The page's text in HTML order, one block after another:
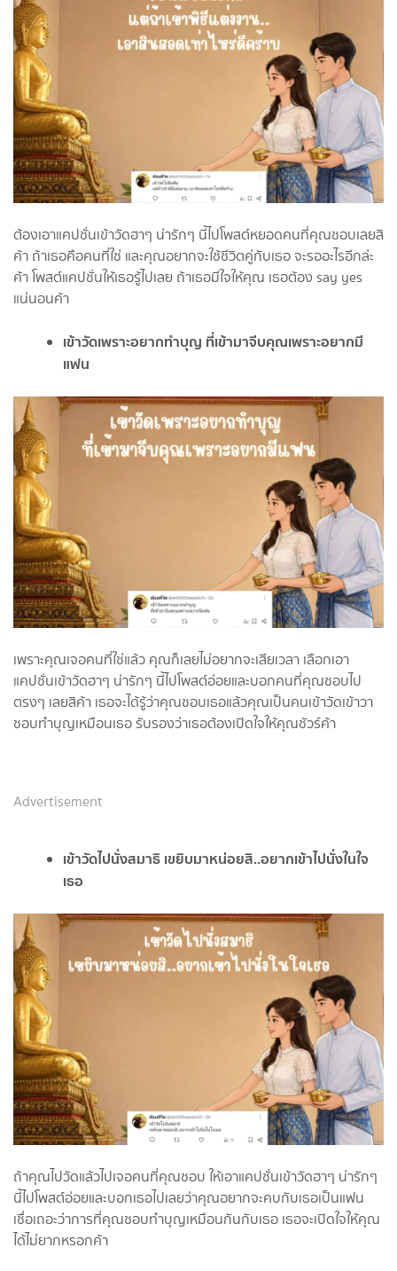
ต้องเอาแคปชั่นเข้าวัดฮาๆ น่ารักๆ นี้ไปโพสต์หยอดคนที่คุณชอบเลยสิ
ค้า ถ้าเธอคือคนที่ใช่ และคุณอยากจะใช้ชีวิตคู่กับเธอ จะรออะไรอีกล่ะ
ค้า โพสต์แคปชั่นให้เธอรู้ไปเลย ถ้าเธอมีใจให้คุณ เธอต้อง say yes
แน่นอนค้า
เข้าวัดเพราะอยากทำบุญ ที่เข้ามาจีบคุณเพราะอยากมี
แฟน
เพราะคุณเจอคนที่ใช่แล้ว คุณก็เลยไม่อยากจะเสียเวลา เลือกเอา
แคปชั่นเข้าวัดฮาๆ น่ารักๆ นี้ไปโพสต์อ่อยและบอกคนที่คุณชอบไป
ตรงๆ เลยสิค้า เธอจะได้รู้ว่าคุณชอบเธอแล้วคุณเป็นคนเข้าวัดเข้าวา
ชอบทำบุญเหมือนเธอ รับรองว่าเธอต้องเปิดใจให้คุณชัวร์ค้า
Advertisement
เข้าวัดไปนั่งสมาธิ เขยิบมาหน่อยสิ..อยากเข้าไปนั่งในใจ
เธอ
ถ้าคุณไปวัดแล้วไปเจอคนที่คุณชอบ ให้เอาแคปชั่นเข้าวัดฮาๆ น่ารักๆ
นี้ไปโพสต์อ่อยและบอกเธอไปเลยว่าคุณอยากจะคบกับเธอเป็นแฟน
เชื่อเถอะว่าการที่คุณชอบทำบุญเหมือนกันกับเธอ เธอจะเปิดใจให้คุณ
ได้ไม่ยากหรอกค้า